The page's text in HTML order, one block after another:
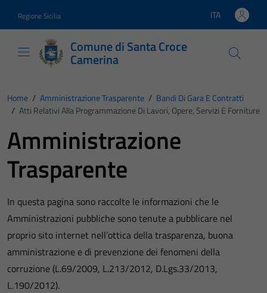
Regione Sicilia Lingua attiva:
ITA
Comune di Santa Croce
Camerina
Home / Amministrazione Trasparente / Bandi Di Gara E Contratti
/ Atti Relativi Alla Programmazione Di Lavori, Opere, Servizi E Forniture
Amministrazione
Trasparente
In questa pagina sono raccolte le informazioni che le
Amministrazioni pubbliche sono tenute a pubblicare nel
proprio sito internet nell’ottica della trasparenza, buona
amministrazione e di prevenzione dei fenomeni della
corruzione (L.69/2009, L.213/2012, D.Lgs.33/2013,
L.190/2012).